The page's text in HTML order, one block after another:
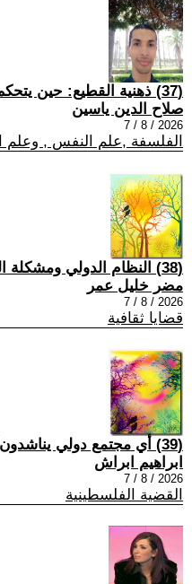
(37) ذهنية القطيع: حين يتحكم الجمع في قراراتنا
صلاح الدين ياسين
2026 / 8 / 7
الفلسفة ,علم النفس , وعلم
(38) النظام الدولي ومشكلة العراق المالية
مضر خليل عمر
2026 / 8 / 7
قضايا ثقافية
(39) أي مجتمع دولي يناشدون؟
ابراهيم ابراش
2026 / 8 / 7
القضية الفلسطينية